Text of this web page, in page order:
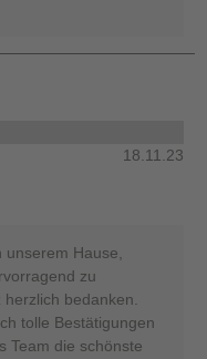
18.11.23
Hause,
zu
bedanken.
tolle Bestätigungen
Team die schönste